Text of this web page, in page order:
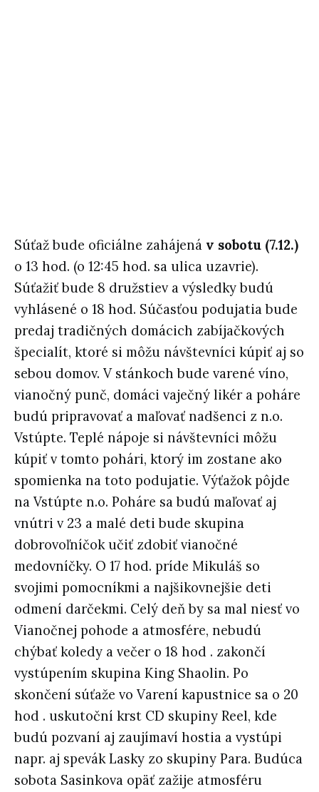
Súťaž bude oficiálne zahájená v sobotu (7.12.)
o 13 hod. (o 12:45 hod. sa ulica uzavrie).
Súťažiť bude 8 družstiev a výsledky budú
vyhlásené o 18 hod. Súčasťou podujatia bude
predaj tradičných domácich zabíjačkových
špecialít, ktoré si môžu návštevníci kúpiť aj so
sebou domov. V stánkoch bude varené víno,
vianočný punč, domáci vaječný likér a poháre
budú pripravovať a maľovať nadšenci z n.o.
Vstúpte. Teplé nápoje si návštevníci môžu
kúpiť v tomto pohári, ktorý im zostane ako
spomienka na toto podujatie. Výťažok pôjde
na Vstúpte n.o. Poháre sa budú maľovať aj
vnútri v 23 a malé deti bude skupina
dobrovoľníčok učiť zdobiť vianočné
medovníčky. O 17 hod. príde Mikuláš so
svojimi pomocníkmi a najšikovnejšie deti
odmení darčekmi. Celý deň by sa mal niesť vo
Vianočnej pohode a atmosfére, nebudú
chýbať koledy a večer o 18 hod . zakončí
vystúpením skupina King Shaolin. Po
skončení súťaže vo Varení kapustnice sa o 20
hod . uskutoční krst CD skupiny Reel, kde
budú pozvaní aj zaujímaví hostia a vystúpi
napr. aj spevák Lasky zo skupiny Para. Budúca
sobota Sasinkova opäť zažije atmosféru